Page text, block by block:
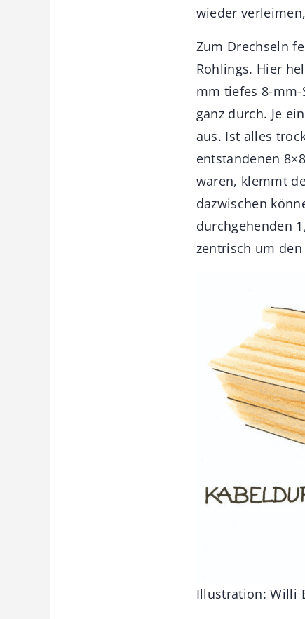
wieder
Zum Drechseln
Rohlings. Hier
mm tiefes 8-
ganz durch. Je
aus. Ist alles
entstandenen
waren, klemmt
dazwischen
durchgehenden
zentrisch um
Illustration: Willi